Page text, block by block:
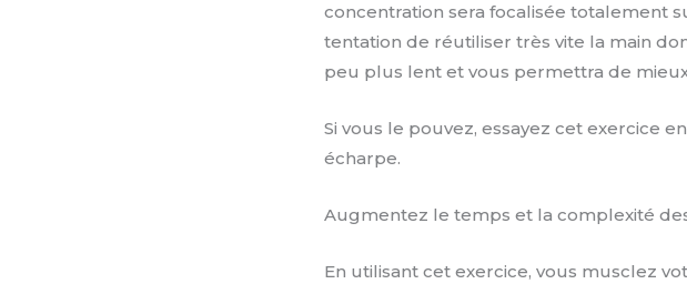
concentration sera focalisée totalement
tentation de réutiliser très vite la main
peu plus lent et vous permettra de
Si vous le pouvez, essayez cet exercice
écharpe.
Augmentez le temps et la complexité
En utilisant cet exercice, vous musclez